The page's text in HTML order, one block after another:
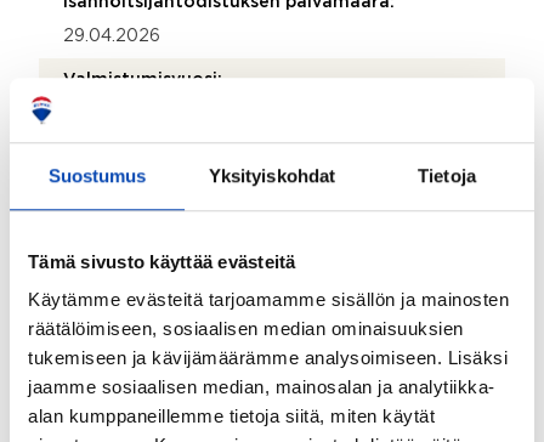
Suostumus Yksityiskohdat Tietoja
Tämä sivusto käyttää evästeitä
Käytämme evästeitä tarjoamamme sisällön ja mainosten
räätälöimiseen, sosiaalisen median ominaisuuksien
tukemiseen ja kävijämäärämme analysoimiseen. Lisäksi
jaamme sosiaalisen median, mainosalan ja analytiikka-
alan kumppaneillemme tietoja siitä, miten käytät
29.04.2026
Valmistumisvuosi:
Betoni
Katemateriaali:
Huopa